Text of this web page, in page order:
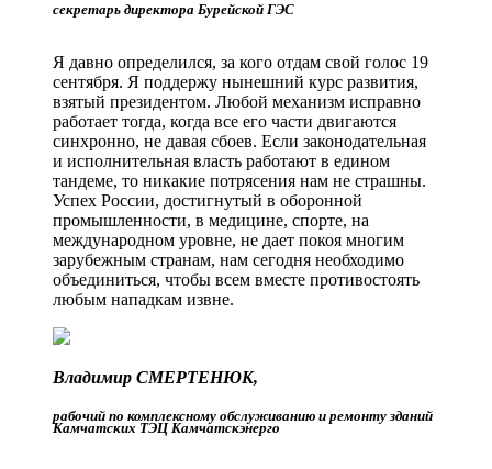
секретарь директора Бурейской ГЭС
Я давно определился, за кого отдам свой голос 19
сентября. Я поддержу нынешний курс развития,
взятый президентом. Любой механизм исправно
работает тогда, когда все его части двигаются
синхронно, не давая сбоев. Если законодательная
и исполнительная власть работают в едином
тандеме, то никакие потрясения нам не страшны.
Успех России, достигнутый в оборонной
промышленности, в медицине, спорте, на
международном уровне, не дает покоя многим
зарубежным странам, нам сегодня необходимо
объединиться, чтобы всем вместе противостоять
любым нападкам извне.
Владимир СМЕРТЕНЮК,
рабочий по комплексному обслуживанию и ремонту зданий
Камчатских ТЭЦ Камчатскэнерго